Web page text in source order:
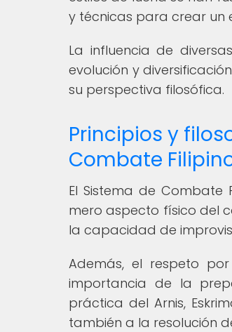
y técnicas para crear un
La influencia de
evolución y
su perspectiva filosófica.
Principios y
Combate
El Sistema de Combate
mero aspecto físico del
la capacidad de
Además, el respeto
importancia de la
práctica del Arnis,
también a la resolución